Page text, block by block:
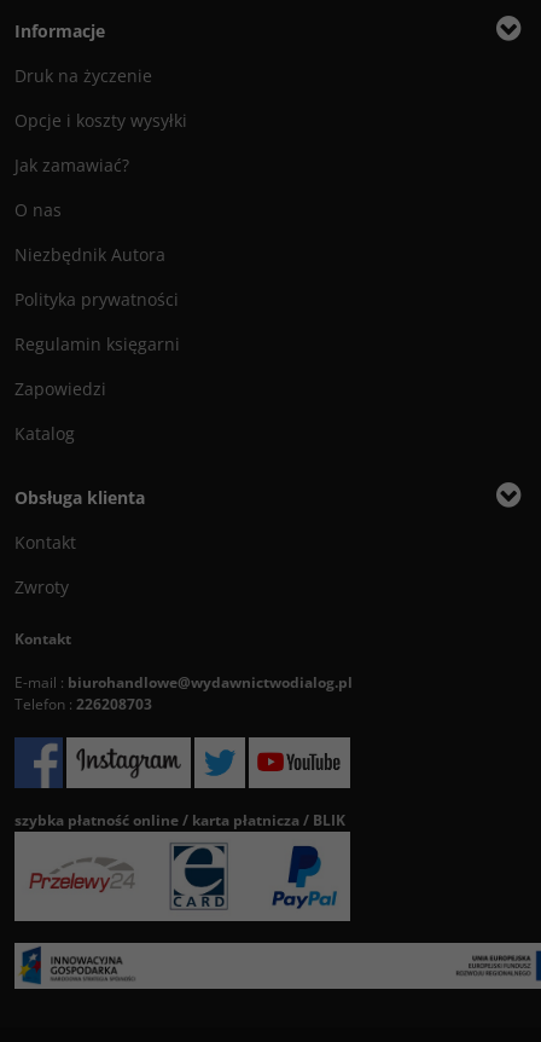
Informacje
Druk na życzenie
Opcje i koszty wysyłki
Jak zamawiać?
O nas
Niezbędnik Autora
Polityka prywatności
Regulamin księgarni
Zapowiedzi
Katalog
Obsługa klienta
Kontakt
Zwroty
Kontakt
E-mail : biurohandlowe@wydawnictwodialog.pl
Telefon : 226208703
szybka płatność online / karta płatnicza / BLIK